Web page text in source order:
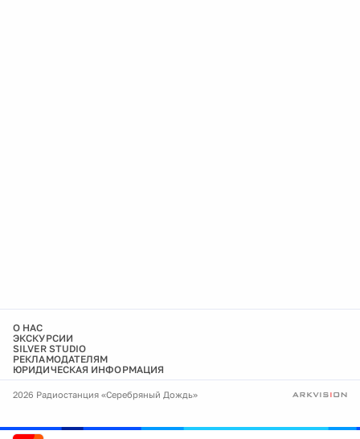
О НАС
ЭКСКУРСИИ
SILVER STUDIO
РЕКЛАМОДАТЕЛЯМ
ЮРИДИЧЕСКАЯ ИНФОРМАЦИЯ
2026 Радиостанция «Серебряный Дождь»